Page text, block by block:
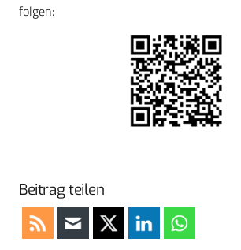
folgen:
Beitrag teilen